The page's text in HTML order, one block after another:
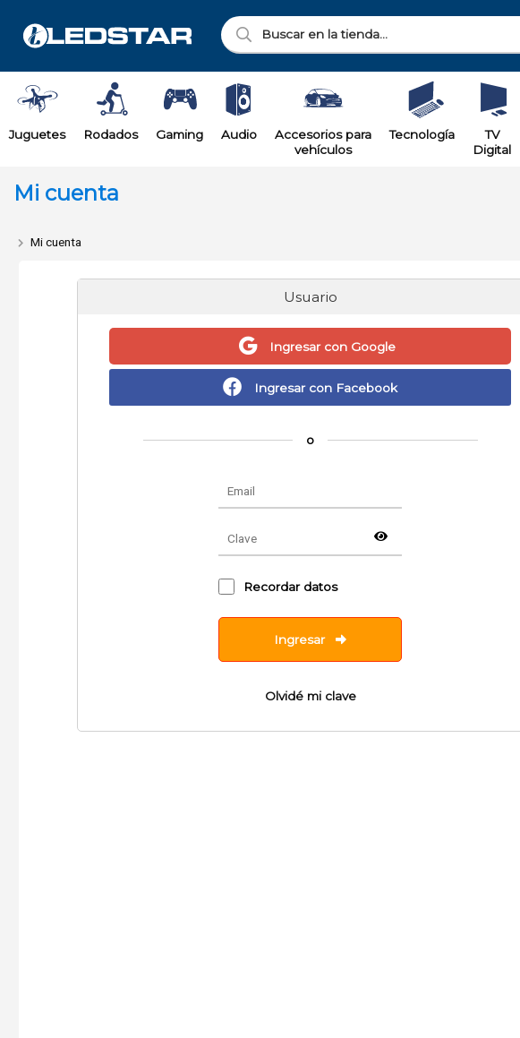
Juguetes Rodados Gaming Audio
Accesorios para
vehículos
Tecnología
TV
Digital
Mi cuenta
Mi cuenta
Usuario
Ingresar con Google
Ingresar con Facebook
o
Recordar datos
Ingresar
Olvidé mi clave